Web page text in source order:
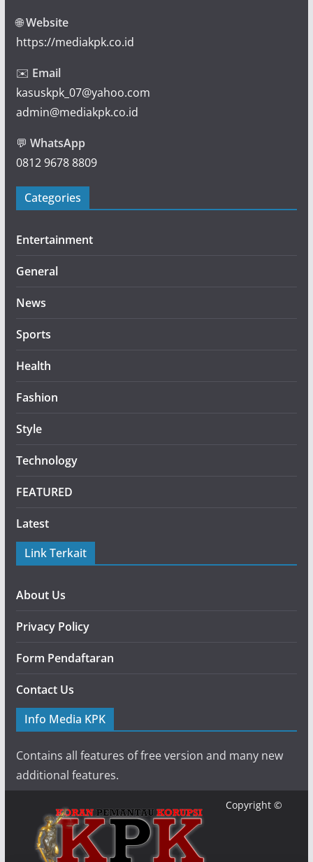
🌐Website
https://mediakpk.co.id
✉️ Email
kasuskpk_07@yahoo.com
admin@mediakpk.co.id
💬 WhatsApp
0812 9678 8809
Categories
Entertainment
General
News
Sports
Health
Fashion
Style
Technology
FEATURED
Latest
Link Terkait
About Us
Privacy Policy
Form Pendaftaran
Contact Us
Info Media KPK
Contains all features of free version and many new
additional features.
Copyright ©